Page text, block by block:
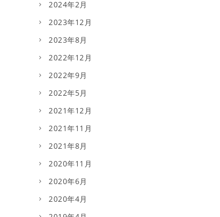
2024年2月
2023年12月
2023年8月
2022年12月
2022年9月
2022年5月
2021年12月
2021年11月
2021年8月
2020年11月
2020年6月
2020年4月